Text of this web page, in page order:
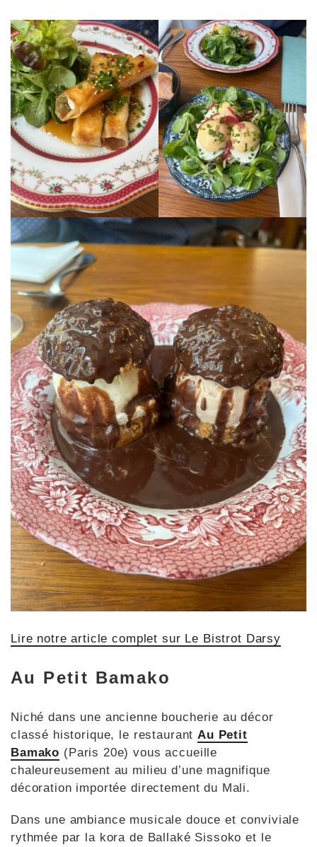
Lire notre article complet sur Le Bistrot Darsy
Au Petit Bamako
Niché dans une ancienne boucherie au décor
classé historique, le restaurant Au Petit
Bamako (Paris 20e) vous accueille
chaleureusement au milieu d’une magnifique
décoration importée directement du Mali.
Dans une ambiance musicale douce et conviviale
rythmée par la kora de Ballaké Sissoko et le